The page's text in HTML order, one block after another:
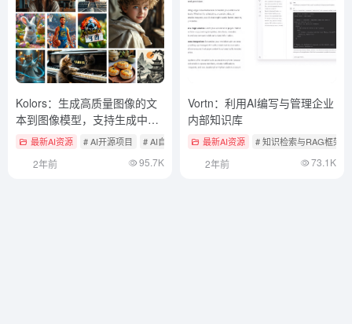
Kolors：生成高质量图像的文
本到图像模型，支持生成中文
海报最新AI资源 # AI开源项目 # AI自部署图像生成工具
2年前 95.7K
Vortn：利用AI编写与管理企业
内部知识库
最新AI资源 # 知识检索与RAG框架
2年前 73.1K